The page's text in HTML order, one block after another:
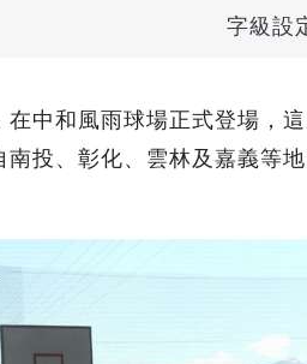
字級設
中和風雨球場正式登場，
投、彰化、雲林及嘉義等